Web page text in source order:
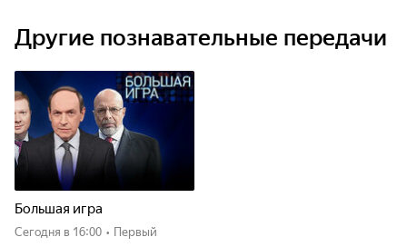
Другие познавательные передачи
Большая игра
Сегодня в 16:00 • Первый